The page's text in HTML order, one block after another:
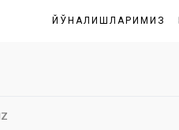
ЙЎНАЛИШЛАРИМИЗ